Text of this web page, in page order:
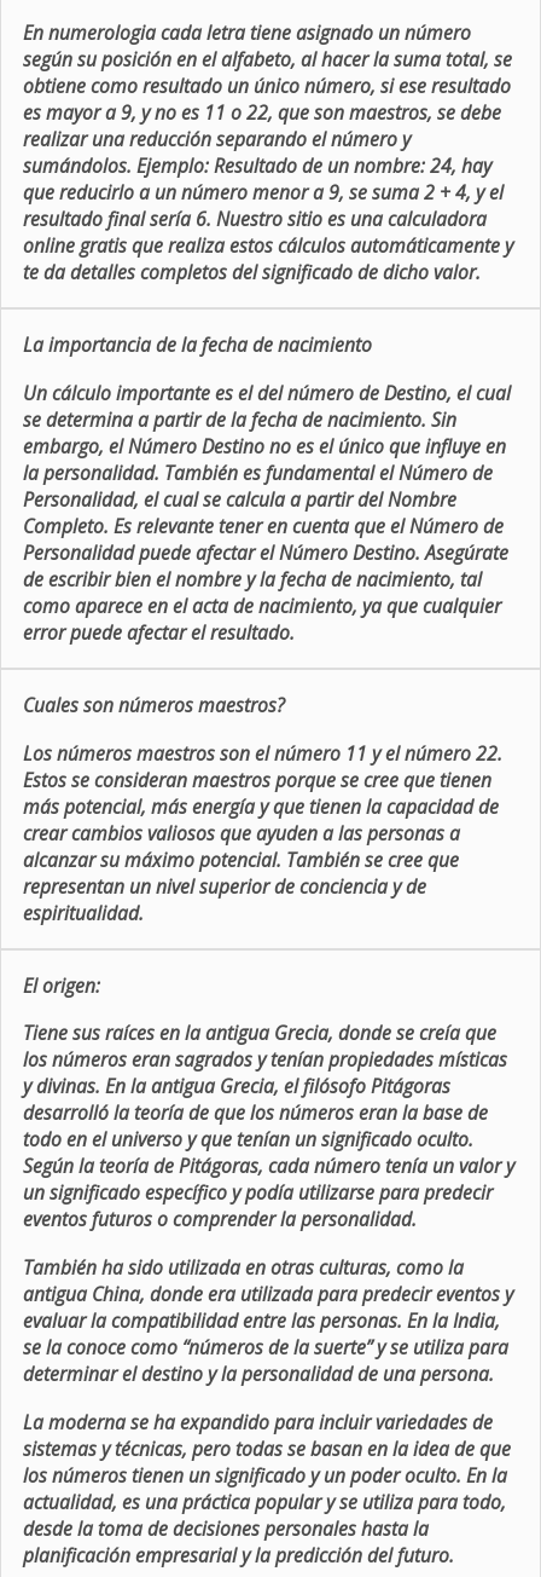
En numerologia cada letra tiene asignado un número
según su posición en el alfabeto, al hacer la suma total, se
obtiene como resultado un único número, si ese resultado
es mayor a 9, y no es 11 o 22, que son maestros, se debe
realizar una reducción separando el número y
sumándolos. Ejemplo: Resultado de un nombre: 24, hay
que reducirlo a un número menor a 9, se suma 2 + 4, y el
resultado final sería 6. Nuestro sitio es una calculadora
online gratis que realiza estos cálculos automáticamente y
te da detalles completos del significado de dicho valor.
La importancia de la fecha de nacimiento
Un cálculo importante es el del número de Destino, el cual
se determina a partir de la fecha de nacimiento. Sin
embargo, el Número Destino no es el único que influye en
la personalidad. También es fundamental el Número de
Personalidad, el cual se calcula a partir del Nombre
Completo. Es relevante tener en cuenta que el Número de
Personalidad puede afectar el Número Destino. Asegúrate
de escribir bien el nombre y la fecha de nacimiento, tal
como aparece en el acta de nacimiento, ya que cualquier
error puede afectar el resultado.
Cuales son números maestros?
Los números maestros son el número 11 y el número 22.
Estos se consideran maestros porque se cree que tienen
más potencial, más energía y que tienen la capacidad de
crear cambios valiosos que ayuden a las personas a
alcanzar su máximo potencial. También se cree que
representan un nivel superior de conciencia y de
espiritualidad.
El origen:
Tiene sus raíces en la antigua Grecia, donde se creía que
los números eran sagrados y tenían propiedades místicas
y divinas. En la antigua Grecia, el filósofo Pitágoras
desarrolló la teoría de que los números eran la base de
todo en el universo y que tenían un significado oculto.
Según la teoría de Pitágoras, cada número tenía un valor y
un significado específico y podía utilizarse para predecir
eventos futuros o comprender la personalidad.
También ha sido utilizada en otras culturas, como la
antigua China, donde era utilizada para predecir eventos y
evaluar la compatibilidad entre las personas. En la India,
se la conoce como “números de la suerte” y se utiliza para
determinar el destino y la personalidad de una persona.
La moderna se ha expandido para incluir variedades de
sistemas y técnicas, pero todas se basan en la idea de que
los números tienen un significado y un poder oculto. En la
actualidad, es una práctica popular y se utiliza para todo,
desde la toma de decisiones personales hasta la
planificación empresarial y la predicción del futuro.